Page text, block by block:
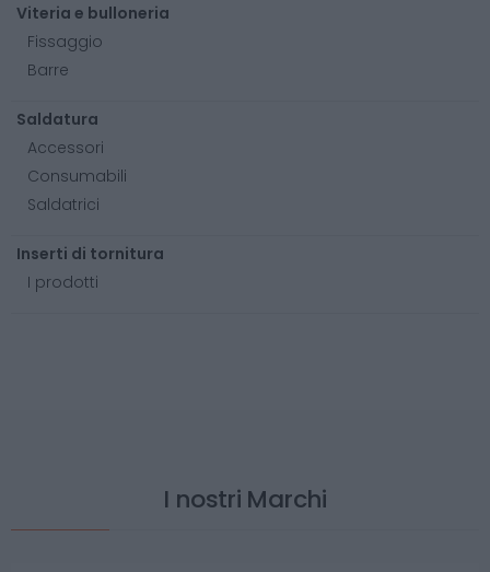
Viteria e bulloneria
Fissaggio
Barre
Saldatura
Accessori
Consumabili
Saldatrici
Inserti di tornitura
I prodotti
I nostri Marchi